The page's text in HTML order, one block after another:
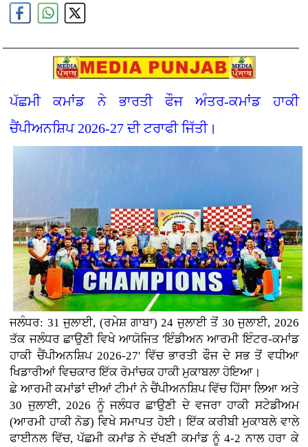
ਪੱਛਮੀ ਕਮਾਂਡ ਨੇ ਭਾਰਤੀ ਫੌਜ ਅੰਤਰ-ਕਮਾਂਡ ਹਾਕੀ
ਚੈਂਪੀਅਨਸ਼ਿਪ 2026-27 ਦੀ ਟਰਾਫੀ ਜਿੱਤੀ।
ਜਲੰਧਰ: 31 ਜੁਲਾਈ, (ਰਮੇਸ਼ ਗਾਬਾ) 24 ਜੁਲਾਈ ਤੋਂ 30 ਜੁਲਾਈ, 2026
ਤੱਕ ਜਲੰਧਰ ਛਾਉਣੀ ਵਿਖੇ ਆਯੋਜਿਤ 'ਇੰਡੀਅਨ ਆਰਮੀ ਇੰਟਰ-ਕਮਾਂਡ
ਹਾਕੀ ਚੈਂਪੀਅਨਸ਼ਿਪ 2026-27' ਵਿੱਚ ਭਾਰਤੀ ਫੌਜ ਦੇ ਸਭ ਤੋਂ ਵਧੀਆ
ਖਿਡਾਰੀਆਂ ਵਿਚਕਾਰ ਇੱਕ ਰੋਮਾਂਚਕ ਹਾਕੀ ਮੁਕਾਬਲਾ ਹੋਇਆ।
ਛੇ ਆਰਮੀ ਕਮਾਂਡਾਂ ਦੀਆਂ ਟੀਮਾਂ ਨੇ ਚੈਂਪੀਅਨਸ਼ਿਪ ਵਿੱਚ ਹਿੱਸਾ ਲਿਆ ਅਤੇ
30 ਜੁਲਾਈ, 2026 ਨੂੰ ਜਲੰਧਰ ਛਾਉਣੀ ਦੇ ਵਜਰਾ ਹਾਕੀ ਸਟੇਡੀਅਮ
(ਆਰਮੀ ਹਾਕੀ ਨੋਡ) ਵਿਖੇ ਸਮਾਪਤ ਹੋਈ। ਇੱਕ ਕਰੀਬੀ ਮੁਕਾਬਲੇ ਵਾਲੇ
ਫਾਈਨਲ ਵਿੱਚ, ਪੱਛਮੀ ਕਮਾਂਡ ਨੇ ਦੱਖਣੀ ਕਮਾਂਡ ਨੂੰ 4-2 ਨਾਲ ਹਰਾ ਕੇ